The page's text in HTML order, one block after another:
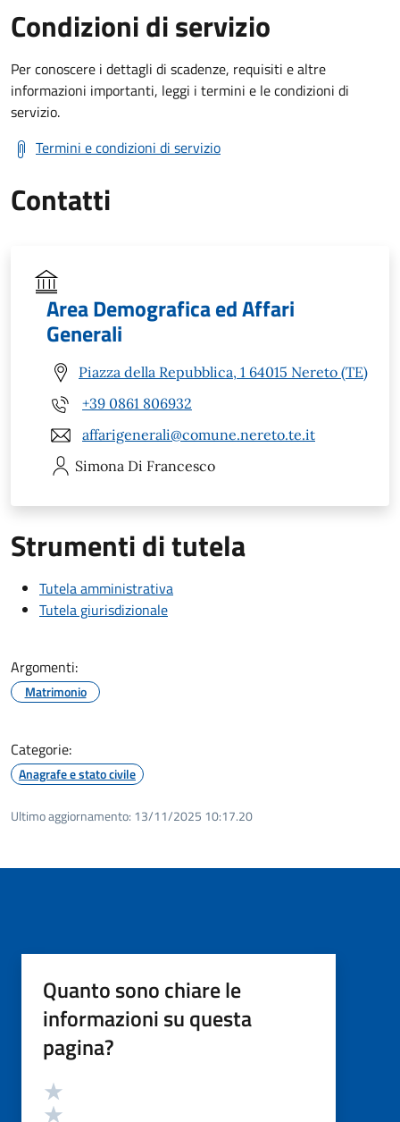
Condizioni di servizio
Per conoscere i dettagli di scadenze, requisiti e altre
informazioni importanti, leggi i termini e le condizioni di
servizio.
Termini e condizioni di servizio
Contatti
Area Demografica ed Affari
Generali
Piazza della Repubblica, 1 64015 Nereto (TE)
+39 0861 806932
affarigenerali@comune.nereto.te.it
Simona Di Francesco
Strumenti di tutela
Tutela amministrativa
Tutela giurisdizionale
Argomenti:
Matrimonio
Categorie:
Anagrafe e stato civile
Ultimo aggiornamento: 13/11/2025 10:17.20
Quanto sono chiare le
informazioni su questa
pagina?
Valutazione